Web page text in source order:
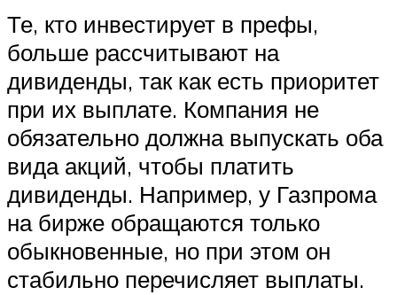
Те, кто инвестирует в префы,
больше рассчитывают на
дивиденды, так как есть приоритет
при их выплате. Компания не
обязательно должна выпускать оба
вида акций, чтобы платить
дивиденды. Например, у Газпрома
на бирже обращаются только
обыкновенные, но при этом он
стабильно перечисляет выплаты.